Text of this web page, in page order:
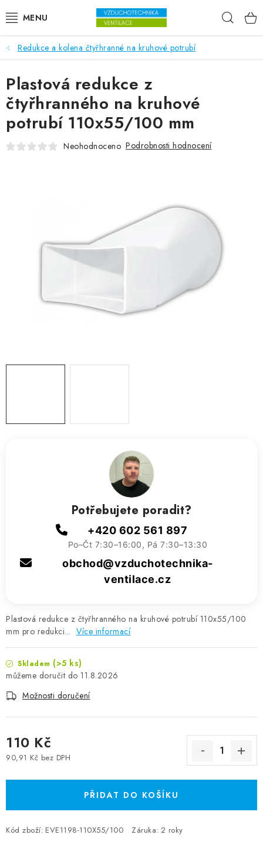
VENTILÁTORY
VZDUCHOTECHNIKA
REKUPERACE
TOPENÍ A CHLAZENÍ
ZVLHČOVAČE VZDUCHU PRŮMYSLOVÉ
NAHŘÍVACÍ POLŠTÁŘEK S LÁVOVÝM PÍSKEM
Redukce a kolena čtyřhranné na kruhové potrubí
Plastová redukce z čtyřhranného na kruhové potrubí 110x55/100
mm pro redukci... Více informací
Skladem (>5 ks)
11.8.2026
Možnosti doručení
110 Kč
90,91 Kč bez DPH
PŘIDAT DO KOŠÍKU
Kód zboží: EVE1198-110X55/100 Záruka: 2 roky
Plastová redukce z
čtyřhranného na kruhové
potrubí 110x55/100 mm
Neohodnoceno Podrobnosti hodnocení
Potřebujete poradit?
+420 602 561 897
Po–Čt 7:30–16:00, Pá 7:30–13:30
obchod@vzduchotechnika-
ventilace.cz